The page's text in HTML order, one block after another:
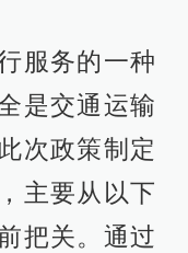
服务的一种
是交通运输
次政策制定
主要从以下
把关。通过